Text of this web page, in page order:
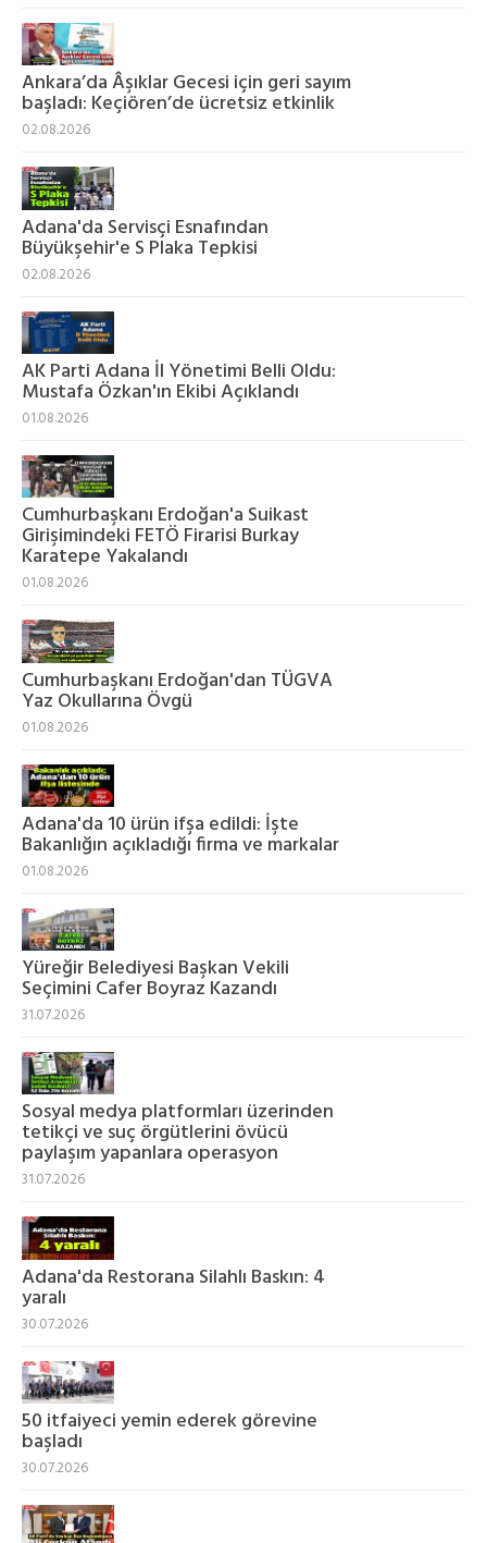
Ankara’da Âşıklar Gecesi için geri sayım
başladı: Keçiören’de ücretsiz etkinlik
02.08.2026
Adana'da Servisçi Esnafından
Büyükşehir'e S Plaka Tepkisi
02.08.2026
AK Parti Adana İl Yönetimi Belli Oldu:
Mustafa Özkan'ın Ekibi Açıklandı
01.08.2026
Cumhurbaşkanı Erdoğan'a Suikast
Girişimindeki FETÖ Firarisi Burkay
Karatepe Yakalandı
01.08.2026
Cumhurbaşkanı Erdoğan'dan TÜGVA
Yaz Okullarına Övgü
01.08.2026
Adana'da 10 ürün ifşa edildi: İşte
Bakanlığın açıkladığı firma ve markalar
01.08.2026
Yüreğir Belediyesi Başkan Vekili
Seçimini Cafer Boyraz Kazandı
31.07.2026
Sosyal medya platformları üzerinden
tetikçi ve suç örgütlerini övücü
paylaşım yapanlara operasyon
31.07.2026
Adana'da Restorana Silahlı Baskın: 4
yaralı
30.07.2026
50 itfaiyeci yemin ederek görevine
başladı
30.07.2026